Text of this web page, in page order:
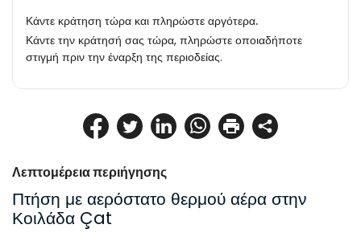
Λεπτομέρεια περιήγησης
Πτήση με αερόστατο θερμού αέρα στην
Κοιλάδα Çat
Κάντε κράτηση τώρα και πληρώστε αργότερα.
Κάντε την κράτησή σας τώρα, πληρώστε οποιαδήποτε
στιγμή πριν την έναρξη της περιοδείας.